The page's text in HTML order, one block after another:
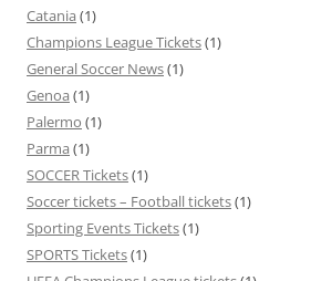
Catania (1)
Champions League Tickets(1)
General Soccer News(1)
Genoa (1)
Palermo (1)
Parma (1)
SOCCER Tickets(1)
Soccer tickets – Football tickets(1)
Sporting Events Tickets(1)
SPORTS Tickets(1)